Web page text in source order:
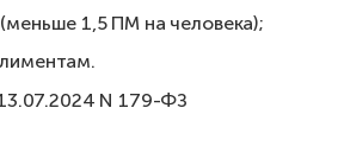
1,5 ПМ на человека);
N 179-ФЗ